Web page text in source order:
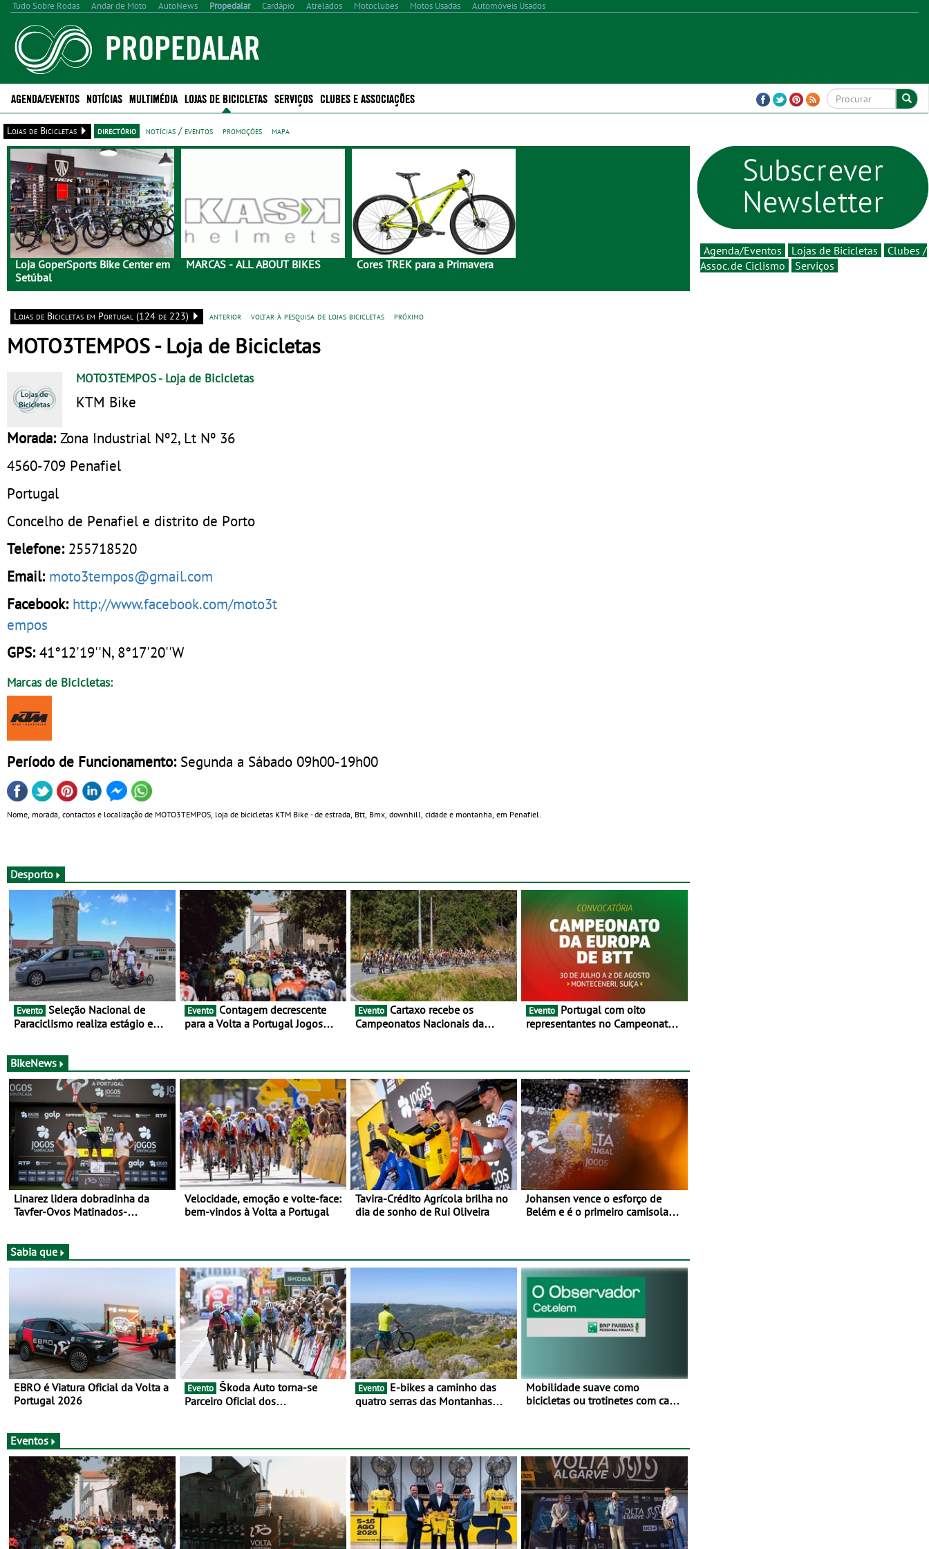
Tudo Sobre Rodas Andar de Moto AutoNews Propedalar Cardápio Atrelados Motoclubes Motos Usadas Automóveis Usados
AGENDA/EVENTOS NOTÍCIAS MULTIMÉDIA LOJAS DE BICICLETAS SERVIÇOS CLUBES E ASSOCIAÇÕES
Lojas de Bicicletas directório notícias / eventos promoções mapa
Loja GoperSports Bike Center em
Setúbal
MARCAS - ALL ABOUT BIKES Cores TREK para a Primavera
Lojas de Bicicletas em Portugal (124 de 223) anterior voltar à pesquisa de lojas bicicletas próximo
MOTO3TEMPOS - Loja de Bicicletas
MOTO3TEMPOS- Loja de Bicicletas
KTM Bike
Morada: Zona Industrial Nº2, Lt Nº 36
4560-709 Penafiel
Portugal
Concelho de Penafiel e distrito de Porto
Telefone: 255718520
Email: moto3tempos@gmail.com
Facebook: http://www.facebook.com/moto3t
empos
GPS:41°12'19''N, 8°17'20''W
Marcas de Bicicletas:
Período de Funcionamento: Segunda a Sábado 09h00-19h00
Nome, morada, contactos e localização de MOTO3TEMPOS, loja de bicicletas KTM Bike - de estrada, Btt, Bmx, downhill, cidade e montanha, em Penafiel.
Desporto
Evento
Paraciclismo realiza estágio em
Evento
para a Volta a Portugal Jogos
Evento
Campeonatos Nacionais da
Evento
representantes no Campeonato
BikeNews
Linarez lidera dobradinha da
Tavfer-Ovos Matinados-
Jogos Santa Casa - mais o
prólogo inicial -, três chegadas
Velocidade, emoção e volte-face:
bem-vindos à Volta a Portugal
Tavira-Crédito Agrícola brilha no
dia de sonho de Rui Oliveira
Johansen vence o esforço de
Belém e é o primeiro camisola
Sabia que
EBRO é Viatura Oficial da Volta a
Portugal 2026
Evento
Parceiro Oficial dos
Evento
quatro serras das Montanhas
Mobilidade suave como
bicicletas ou trotinetes com cada
automóveis exclusivamente em
áreas urbanas
Eventos
Agenda/Eventos Lojas de Bicicletas
Clubes /
Assoc. de Ciclismo
Serviços